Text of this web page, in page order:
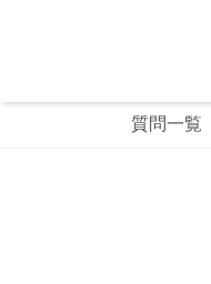
質問一覧